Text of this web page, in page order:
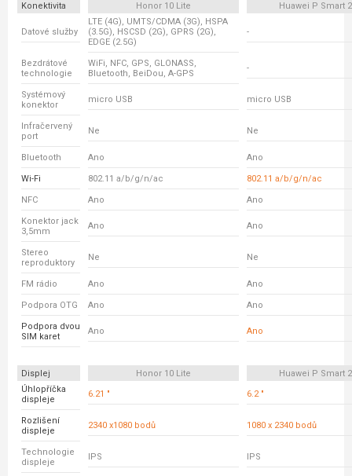
Konektivita Honor 10 Lite Huawei P Smart
Datové služby
LTE (4G), UMTS/CDMA (3G), HSPA
(3.5G), HSCSD (2G), GPRS (2G),
EDGE (2.5G)
-
Bezdrátové
technologie
WiFi, NFC, GPS, GLONASS,
Bluetooth, BeiDou, A-GPS
-
Systémový
konektor
micro USB micro USB
Infračervený
port
Ne Ne
Bluetooth Ano Ano
Wi-Fi 802.11 a/b/g/n/ac 802.11 a/b/g/n/ac
NFC Ano Ano
Konektor jack
3,5mm
Ano Ano
Stereo
reproduktory
Ne Ne
FM rádio Ano Ano
Podpora OTG Ano Ano
Podpora dvou
SIM karet
Ano Ano
Displej Honor 10 Lite
Huawei P Smart
Úhlopříčka
displeje
6.21 " 6.2 "
Rozlišení
displeje
2340 x1080 bodů 1080 x 2340 bodů
Technologie
displeje
IPS IPS